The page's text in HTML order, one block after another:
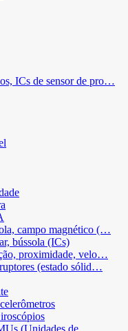
ICs de sensor de pro…
campo magnético (…
bússola (ICs)
proximidade, velo…
(estado sólid…
(Unidades de